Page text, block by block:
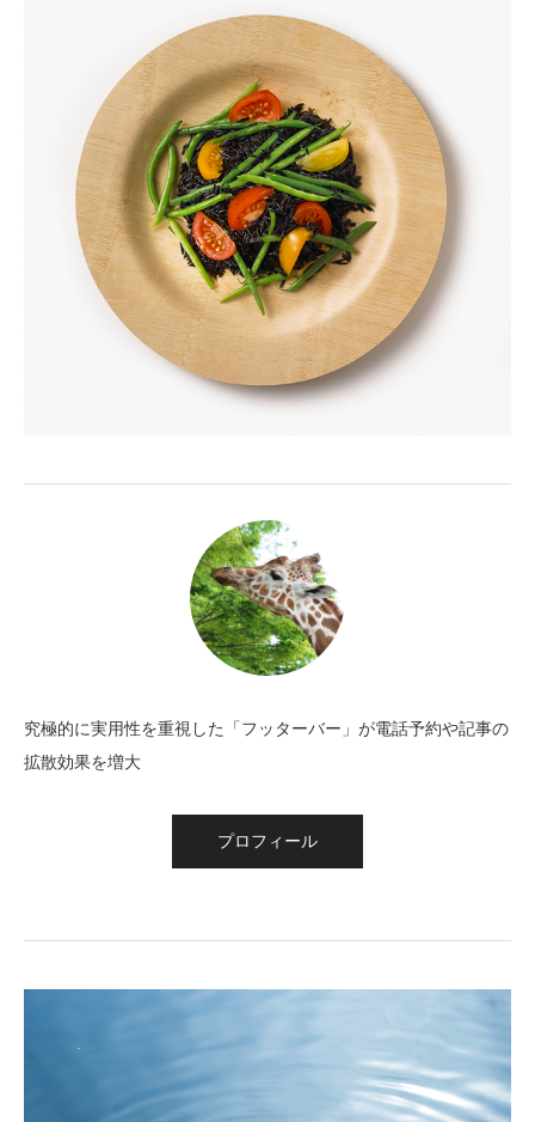
究極的に実用性を重視した「フッターバー」が電話予約や記事の
拡散効果を増大
プロフィール